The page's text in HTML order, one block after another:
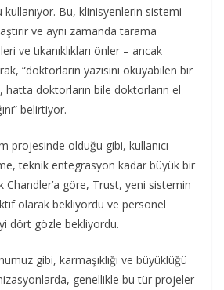
Bu, klinisyenlerin sistemi
ve aynı zamanda tarama
ve tıkanıklıkları önler – ancak
“doktorların yazısını okuyabilen bir
hatta doktorların bile doktorların el
belirtiyor.
projesinde olduğu gibi, kullanıcı
teknik entegrasyon kadar büyük bir
Chandler’a göre, Trust, yeni sistemin
olarak bekliyordu ve personel
dört gözle bekliyordu.
gibi, karmaşıklığı ve büyüklüğü
genellikle bu tür projeler